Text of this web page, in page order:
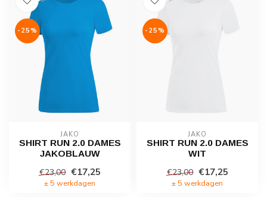
-25%
JAKO
SHIRT RUN 2.0 DAMES
JAKOBLAUW
€23,00 €17,25
± 5 werkdagen
-25%
JAKO
SHIRT RUN 2.0 DAMES
WIT
€23,00 €17,25
± 5 werkdagen